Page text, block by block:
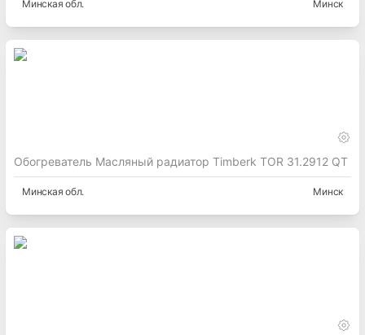
Минская обл. Минск
Обогреватель Масляный радиатор Timberk TOR 31.2912 QT
Минская обл. Минск